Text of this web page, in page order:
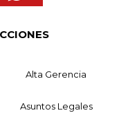
Alta Gerencia
Asuntos Legales